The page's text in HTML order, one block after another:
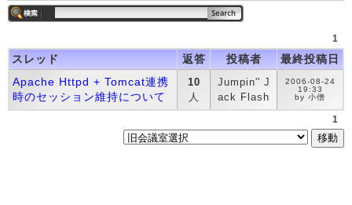
1
スレッド 返答 投稿者
最終投稿日
Apache Httpd + Tomcat連携
時のセッション維持について
10
人
Jumpin'' J
ack Flash
2006-08-24
19:33
by 小僧
1